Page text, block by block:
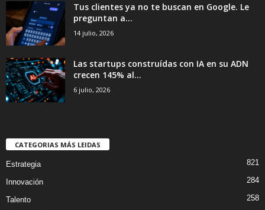
Tus clientes ya no te buscan en Google. Le
preguntan a...
14 julio, 2026
Las startups construídas con IA en su ADN
crecen 145% al...
6 julio, 2026
CATEGORIAS MÁS LEIDAS
Estrategia 821
Innovación 284
Talento 258